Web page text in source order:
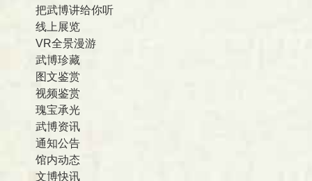
把武博讲给你听
线上展览
VR全景漫游
武博珍藏
图文鉴赏
视频鉴赏
瑰宝承光
武博资讯
通知公告
馆内动态
文博快讯